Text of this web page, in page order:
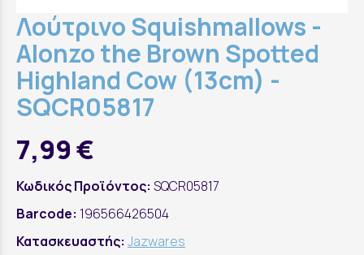
Λούτρινο Squishmallows -
Alonzo the Brown Spotted
Highland Cow (13cm) -
SQCR05817
7,99 €
Κωδικός Προϊόντος: SQCR05817
Barcode: 196566426504
Κατασκευαστής: Jazwares